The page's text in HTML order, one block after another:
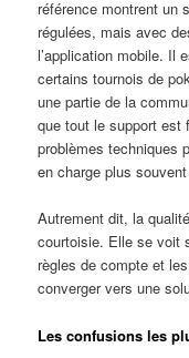
référence montrent un
régulées, mais avec
l’application mobile. Il
certains tournois de
une partie de la
que tout le support est
problèmes techniques
en charge plus souvent
Autrement dit, la
courtoisie. Elle se voit
règles de compte et
converger vers une
Les confusions les